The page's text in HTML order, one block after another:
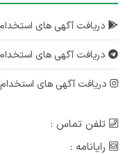
دریافت آگهی های
دریافت آگهی های
دریافت آگهی های استخدام
تلفن تماس :
رایانامه :